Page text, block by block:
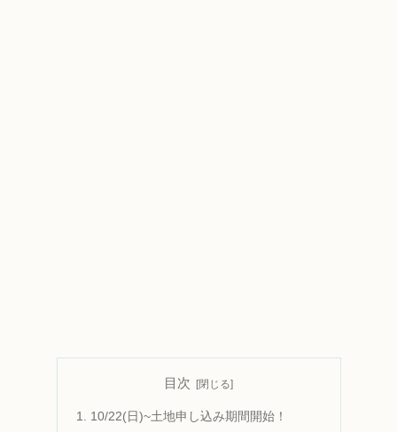
目次
10/22(日)~土地申し込み期間開始！